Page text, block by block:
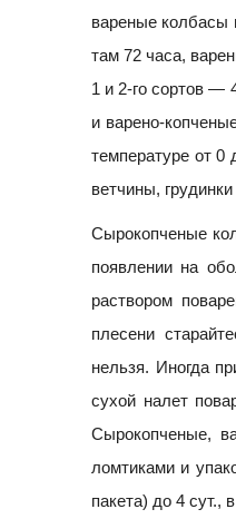
вареные колбасы
там 72 часа,
1 и 2-го сортов —
и варено-
температуре от 0
ветчины, грудинки
Сырокопченые
появлении на
раствором
плесени
нельзя. Иногда
сухой налет
Сырокопченые,
ломтиками и
пакета) до 4